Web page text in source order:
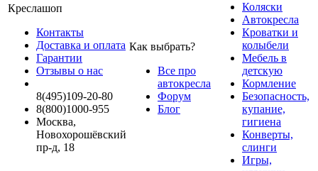
Креслашоп
Контакты
Доставка и оплата
Гарантии
Отзывы о нас
8(495)109-20-80
8(800)1000-955
Москва,
Новохорошёвский
пр-д, 18
Как выбрать?
Все про
автокресла
Форум
Блог
Коляски
Автокресла
Кроватки и
колыбели
Мебель в
детскую
Кормление
Безопасность,
купание,
гигиена
Конверты,
слинги
Игры,